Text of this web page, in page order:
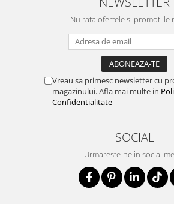
Nu rata ofertele si promotiile
Vreau sa primesc newsletter cu
magazinului. Afla mai multe in
Confidentialitate
SOCIAL
Urmareste-ne in social